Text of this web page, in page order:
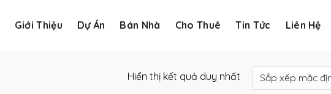
Giới Thiệu Dự Án Bán Nhà Cho Thuê Tin Tức Liên Hệ
Hiển thị kết quả duy nhất